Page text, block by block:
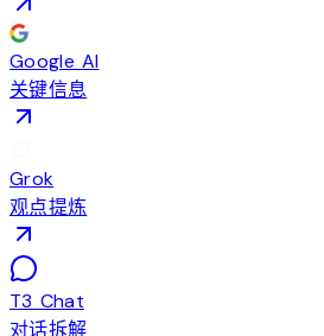
Google AI
关键信息
Grok
观点提炼
T3 Chat
对话拆解